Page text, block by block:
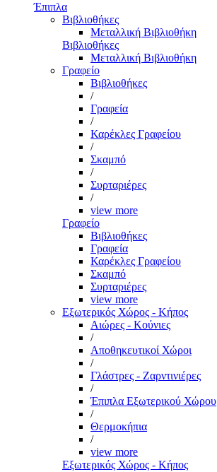
Έπιπλα
Βιβλιοθήκες
Μεταλλική Βιβλιοθήκη
Βιβλιοθήκες
Μεταλλική Βιβλιοθήκη
Γραφείο
Βιβλιοθήκες
/
Γραφεία
/
Καρέκλες Γραφείου
/
Σκαμπό
/
Συρταριέρες
/
view more
Γραφείο
Βιβλιοθήκες
Γραφεία
Καρέκλες Γραφείου
Σκαμπό
Συρταριέρες
view more
Εξωτερικός Χώρος - Κήπος
Αιώρες - Κούνιες
/
Αποθηκευτικοί Χώροι
/
Γλάστρες - Ζαρντινιέρες
/
Έπιπλα Εξωτερικού Χώρου
/
Θερμοκήπια
/
view more
Εξωτερικός Χώρος - Κήπος